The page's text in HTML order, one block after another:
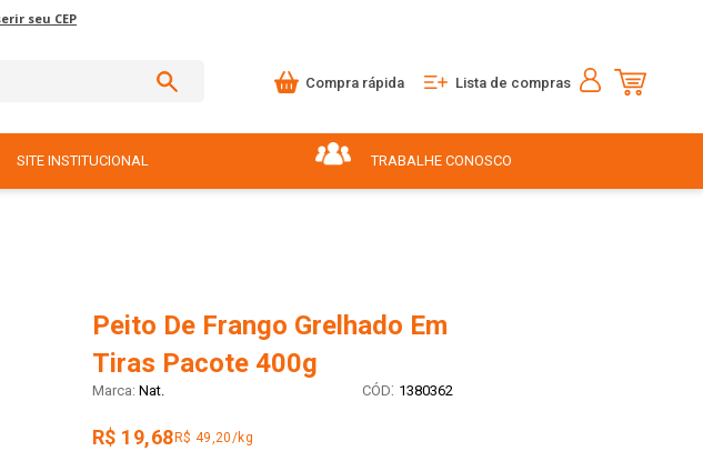
seu CEP
Compra rápida Lista de compras
SITE INSTITUCIONAL TRABALHE CONOSCO
Peito De Frango Grelhado Em
Tiras Pacote 400g
Nat. : 1380362
R$ 19,68R$ 49,20/kg